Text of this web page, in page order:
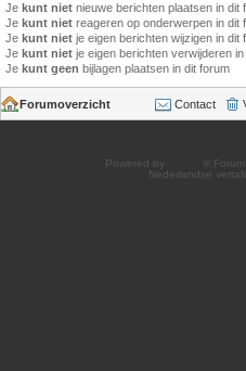
Je kunt niet nieuwe berichten plaatsen in dit
Je kunt niet reageren op onderwerpen in dit
Je kunt niet je eigen berichten wijzigen in dit
Je kunt niet je eigen berichten verwijderen
Je kunt geen bijlagen plaatsen in dit forum
Forumoverzicht Contact
Powered by
®
Nederlandse